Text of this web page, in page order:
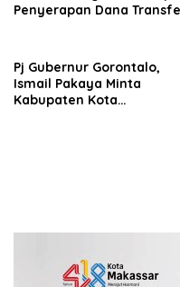
Penyerapan Dana
Masyarakat
Pj Gubernur Gorontalo,
Ismail Pakaya Minta
Kabupaten Kota